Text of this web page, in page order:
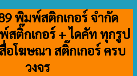
พิมพ์สติกเกอร์ จำกัด
สติ๊กเกอร์ + ไดคัท ทุกรูป
อโฆษณา สติ๊กเกอร์ ครบ
วงจร